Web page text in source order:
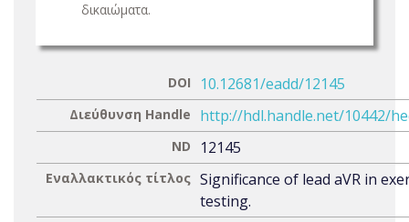
δικαιώματα.
DOI 10.12681/eadd/12145
Διεύθυνση Handle http://hdl.handle.net/10442/
ND 12145
Εναλλακτικός τίτλος Significance of lead aVR in
testing.